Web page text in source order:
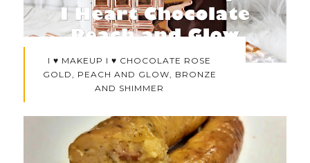
I ♥ MAKEUP I ♥ CHOCOLATE ROSE
GOLD, PEACH AND GLOW, BRONZE
AND SHIMMER